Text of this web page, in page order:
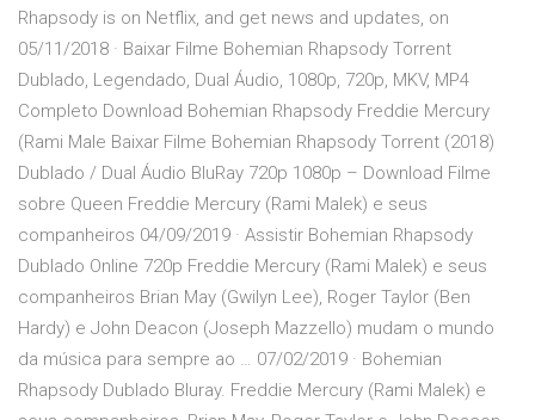
Rhapsody is on Netflix, and get news and updates, on
05/11/2018 · Baixar Filme Bohemian Rhapsody Torrent
Dublado, Legendado, Dual Áudio, 1080p, 720p, MKV, MP4
Completo Download Bohemian Rhapsody Freddie Mercury
(Rami Male Baixar Filme Bohemian Rhapsody Torrent (2018)
Dublado / Dual Áudio BluRay 720p 1080p – Download Filme
sobre Queen Freddie Mercury (Rami Malek) e seus
companheiros 04/09/2019 · Assistir Bohemian Rhapsody
Dublado Online 720p Freddie Mercury (Rami Malek) e seus
companheiros Brian May (Gwilyn Lee), Roger Taylor (Ben
Hardy) e John Deacon (Joseph Mazzello) mudam o mundo
da música para sempre ao … 07/02/2019 · Bohemian
Rhapsody Dublado Bluray. Freddie Mercury (Rami Malek) e